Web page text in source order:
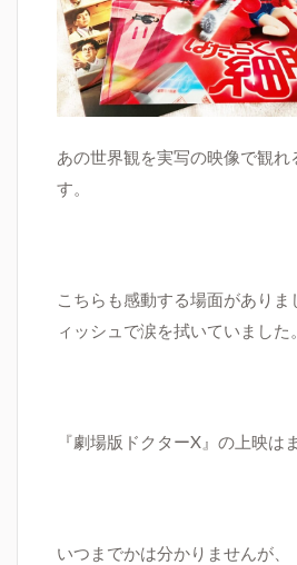
あの世界観を実写の映像で観
す。
こちらも感動する場面があり
ィッシュで涙を拭いていました。
『劇場版ドクターX 』の上映は
いつまでかは分かりませんが、